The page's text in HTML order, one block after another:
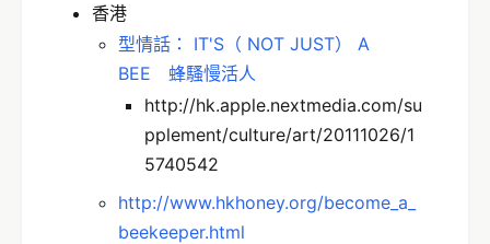
香港
型情話： IT'S（ NOT JUST） A
BEE 蜂騷慢活人
http://hk.apple.nextmedia.com/su
pplement/culture/art/20111026/1
5740542
http://www.hkhoney.org/become_a_
beekeeper.html